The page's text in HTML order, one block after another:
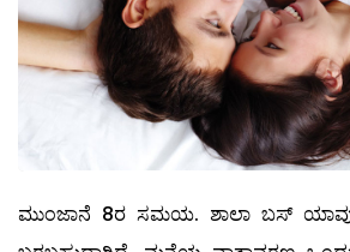
ಮುಂಜಾನೆ 8ರ ಸಮಯ. ಶಾಲಾ ಬಸ್‌